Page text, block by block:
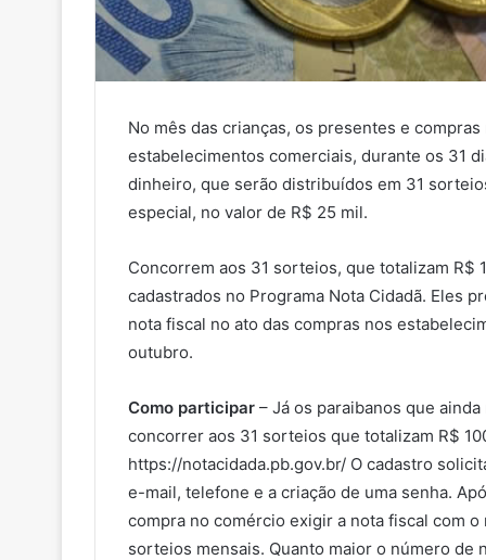
No mês das crianças, os presentes e
estabelecimentos comerciais, durante os 31
dinheiro, que serão distribuídos em 31
especial, no valor de R$ 25 mil.
Concorrem aos 31 sorteios, que totalizam R$
cadastrados no Programa Nota Cidadã. Eles
nota fiscal no ato das compras nos
outubro.
Como participar – Já os paraibanos que
concorrer aos 31 sorteios que totalizam R$
https://notacidada.pb.gov.br/ O cadastro
e-mail, telefone e a criação de uma senha.
compra no comércio exigir a nota fiscal com
sorteios mensais. Quanto maior o número de